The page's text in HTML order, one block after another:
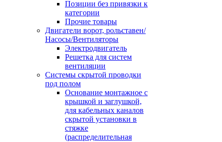
Позиции без привязки к
категории
Прочие товары
Двигатели ворот, рольставен/
Насосы/Вентиляторы
Электродвигатель
Решетка для систем
вентиляции
Системы скрытой проводки
под полом
Основание монтажное с
крышкой и заглушкой,
для кабельных каналов
скрытой установки в
стяжке
(распределительная